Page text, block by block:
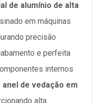
de alumínio de alta
em máquinas
precisão
e perfeita
internos
anel de vedação em
alta